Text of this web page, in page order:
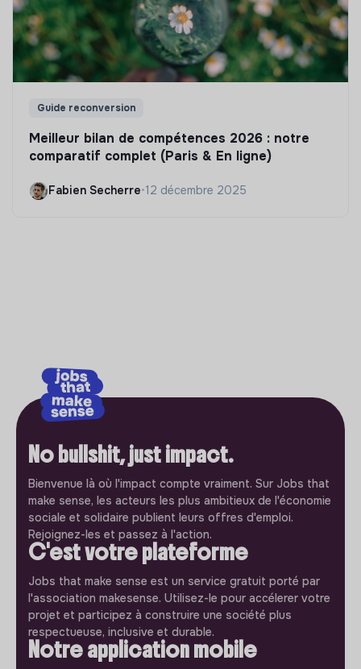
Guide reconversion
Meilleur bilan de compétences 2026 : notre
comparatif complet (Paris & En ligne)
Fabien Secherre•12 décembre 2025
No bullshit, just impact.
Bienvenue là où l'impact compte vraiment. Sur Jobs that
make sense, les acteurs les plus ambitieux de l'économie
sociale et solidaire publient leurs offres d'emploi.
Rejoignez-les et passez à l'action.
C'est votre plateforme
Jobs that make sense est un service gratuit porté par
l'association makesense. Utilisez-le pour accélerer votre
projet et participez à construire une société plus
respectueuse, inclusive et durable.
Notre application mobile